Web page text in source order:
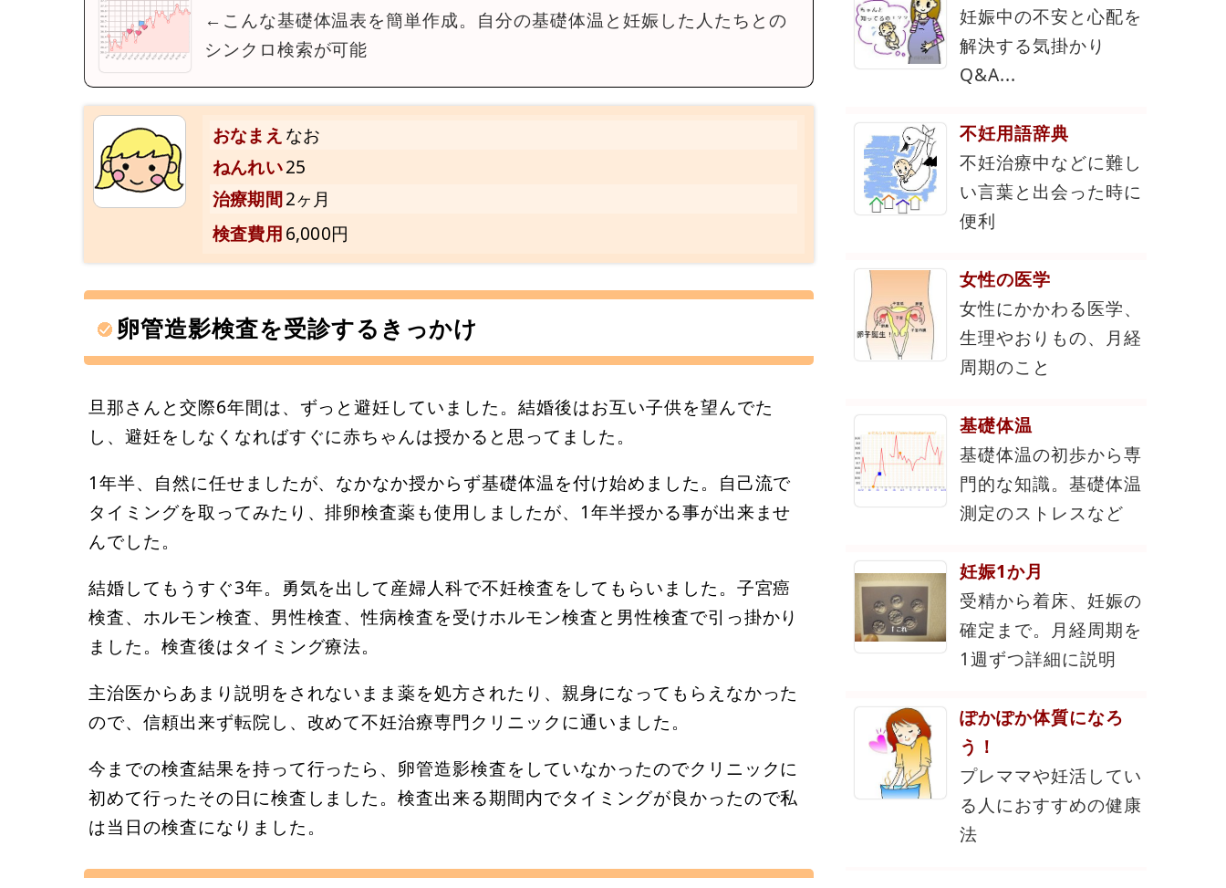
←こんな基礎体温表を簡単作成。自分の基礎体温と妊娠した人たちとの
シンクロ検索が可能
おなまえ なお
ねんれい25
治療期間2ヶ月
検査費用6,000円
卵管造影検査を受診するきっかけ
旦那さんと交際6年間は、ずっと避妊していました。結婚後はお互い子供を望んでた
し、避妊をしなくなればすぐに赤ちゃんは授かると思ってました。
1年半、自然に任せましたが、なかなか授からず基礎体温を付け始めました。自己流で
タイミングを取ってみたり、排卵検査薬も使用しましたが、1年半授かる事が出来ませ
んでした。
結婚してもうすぐ3年。勇気を出して産婦人科で不妊検査をしてもらいました。子宮癌
検査、ホルモン検査、男性検査、性病検査を受けホルモン検査と男性検査で引っ掛かり
ました。検査後はタイミング療法。
主治医からあまり説明をされないまま薬を処方されたり、親身になってもらえなかった
ので、信頼出来ず転院し、改めて不妊治療専門クリニックに通いました。
今までの検査結果を持って行ったら、卵管造影検査をしていなかったのでクリニックに
初めて行ったその日に検査しました。検査出来る期間内でタイミングが良かったので私
は当日の検査になりました。
妊娠中の不安と心配を
解決する気掛かり
Q&A...
不妊用語辞典
不妊治療中などに難し
い言葉と出会った時に
便利
女性の医学
女性にかかわる医学、
生理やおりもの、月経
周期のこと
基礎体温
基礎体温の初歩から専
門的な知識。基礎体温
測定のストレスなど
妊娠1か月
受精から着床、妊娠の
確定まで。月経周期を
1週ずつ詳細に説明
ぽかぽか体質になろ
う！
プレママや妊活してい
る人におすすめの健康
法